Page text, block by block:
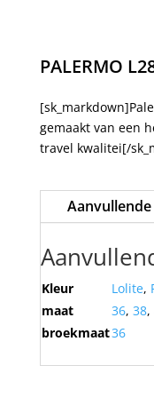
PALERMO
gemaakt van een
travel kwalitei[/
Kleur Lolite,
maat
36, 38,
broekmaat36